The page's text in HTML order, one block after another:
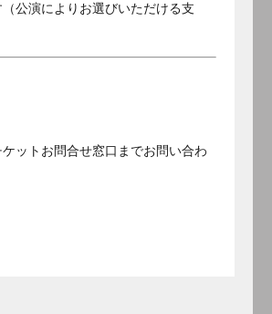
公演によりお選びいただける支
ットお問合せ窓口までお問い合わ